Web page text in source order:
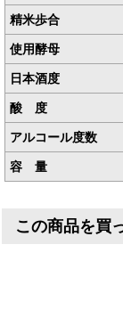
精米歩合
使用酵母
日本酒度
酸 度
アルコール度数
容 量
この商品を買